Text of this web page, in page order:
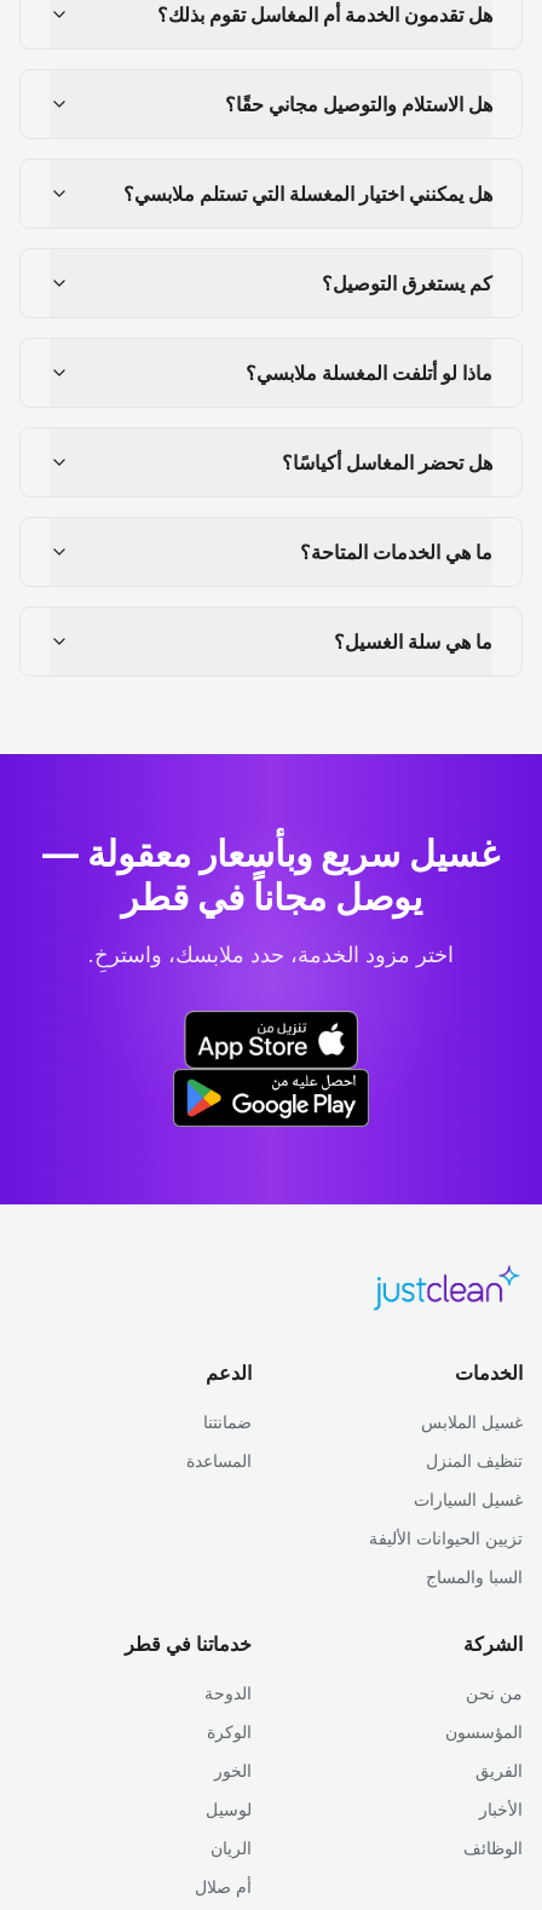
هل تقدمون الخدمة أم المغاسل تقوم بذلك؟
هل الاستلام والتوصيل مجاني حقًا؟
هل يمكنني اختيار المغسلة التي تستلم ملابسي؟
كم يستغرق التوصيل؟
ماذا لو أتلفت المغسلة ملابسي؟
هل تحضر المغاسل أكياسًا؟
ما هي الخدمات المتاحة؟
ما هي سلة الغسيل؟
غسيل سريع وبأسعار معقولة —
يوصل مجاناً في قطر
اختر مزود الخدمة، حدد ملابسك، واسترخِ.
الخدمات
غسيل الملابس
تنظيف المنزل
غسيل السيارات
تزيين الحيوانات الأليفة
السبا والمساج
الدعم
ضمانتنا
المساعدة
الشركة
من نحن
المؤسسون
الفريق
الأخبار
الوظائف
خدماتنا في قطر
الدوحة
الوكرة
الخور
لوسيل
الريان
أم صلال